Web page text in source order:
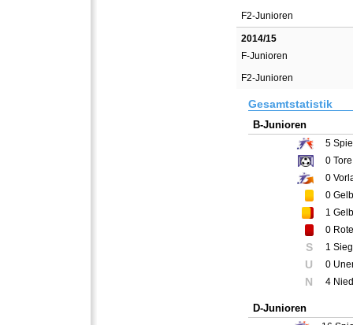
F2-Junioren
2014/15
F-Junioren
F2-Junioren
Gesamtstatistik
B-Junioren
5
0 Tore
0
0
1
0
S 1 Sieg
U 0
N 4
D-Junioren